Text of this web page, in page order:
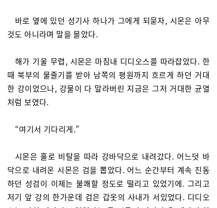
바로 옆에 있던 성기사 하나가 그에게 되묻자, 시몬은 아무
것도 아니라며 말을 몰았다.
해가 기울 무렵, 시몬은 마침내 디디오스를 따라잡았다. 한
때 북부의 물줄기를 받아 남쪽의 평원까지 흐르게 하던 거대
한 강이었으나, 강물이 다 말라버린 지금은 그저 거대한 균열
처럼 보였다.
“여기서 기다리게.”
시몬은 홀로 비탈을 따라 강바닥으로 내려갔다. 어느덧 바
닥으로 내려온 시몬은 검을 뽑았다. 어느 순간부터 계속 진동
하던 성검이 이제는 불쾌할 정도로 떨리고 있었기에. 그리고
저기 앞 강의 한가운데 검은 갑옷의 사내가 서있었다. 디디오